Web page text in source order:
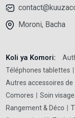
Moroni, Bacha
Koli ya Komori:
Téléphones tablettes
Autres accessoires de
Comores
Soin visage
Rangement & Déco